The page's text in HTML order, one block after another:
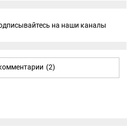
на наши каналы
(2)